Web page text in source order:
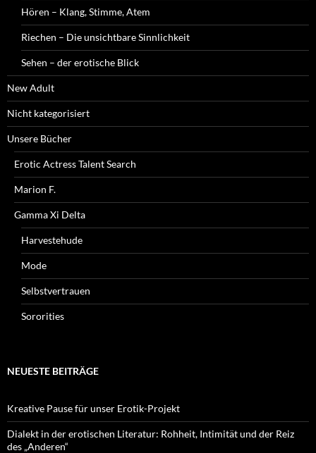
Hören – Klang, Stimme, Atem
Riechen – Die unsichtbare Sinnlichkeit
Sehen – der erotische Blick
New Adult
Nicht kategorisiert
Unsere Bücher
Erotic Actress Talent Search
Marion F.
Gamma Xi Delta
Harvestehude
Mode
Selbstvertrauen
Sororities
NEUESTE BEITRÄGE
Kreative Pause für unser Erotik-Projekt
Dialekt in der erotischen Literatur: Rohheit, Intimität und der Reiz
des „Anderen“